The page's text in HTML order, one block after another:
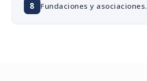
8 Fundaciones y asociaciones.